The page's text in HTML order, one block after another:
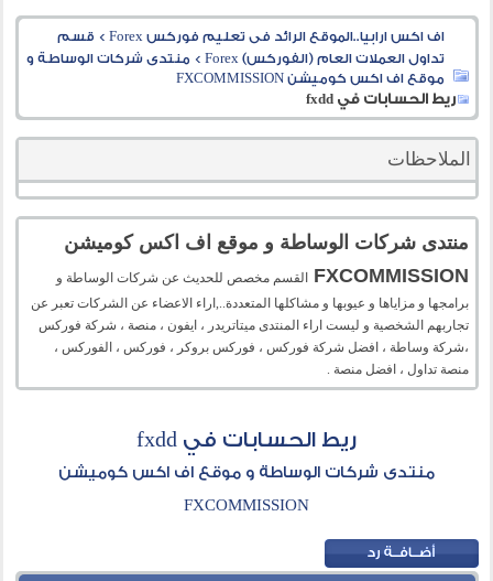
اف اكس ارابيا..الموقع الرائد فى تعليم فوركس Forex > قسم
تداول العملات العام (الفوركس) Forex
> منتدى شركات الوساطة و
موقع اف اكس كوميشن FXCOMMISSION
ريط الحسابات في fxdd
الملاحظات
منتدى شركات الوساطة و موقع اف اكس كوميشن
FXCOMMISSION
القسم مخصص للحديث عن شركات الوساطة و
برامجها و مزاياها و عيوبها و مشاكلها المتعددة..,اراء الاعضاء عن الشركات تعبر عن
تجاربهم الشخصية و ليست اراء المنتدى ميتاتريدر ، ايفون ، منصة ، شركة فوركس
،شركة وساطة ، افضل شركة فوركس ، فوركس بروكر ، فوركس ، الفوركس ،
منصة تداول ، افضل منصة .
ريط الحسابات في fxdd
منتدى شركات الوساطة و موقع اف اكس كوميشن
FXCOMMISSION